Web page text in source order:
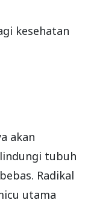
kesehatan
akan
tubuh
Radikal
utama